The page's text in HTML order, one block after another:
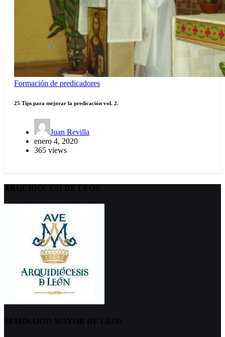
Formación de predicadores
25 Tips para mejorar la predicación vol. 2.
Juan Revilla
enero 4, 2020
365 views
ARQUIDÖCESI DE LEÓN
SEMINARIO MAYOR DE LEÓN